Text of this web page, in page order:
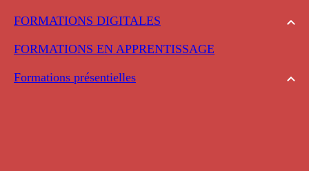
FORMATIONS DIGITALES
FORMATIONS EN APPRENTISSAGE
Formations présentielles